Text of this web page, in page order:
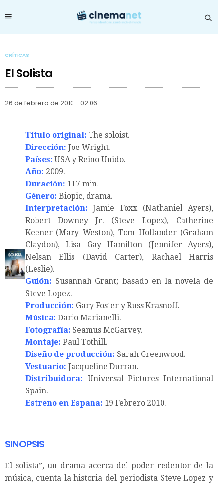
CRÍTICAS
El Solista
26 de febrero de 2010 - 02:06
Título original: The soloist.
Dirección: Joe Wright.
Países: USA y Reino Unido.
Año: 2009.
Duración: 117 min.
Género: Biopic, drama.
Interpretación: Jamie Foxx (Nathaniel Ayers),
Robert Downey Jr. (Steve Lopez), Catherine
Keener (Mary Weston), Tom Hollander (Graham
Claydon), Lisa Gay Hamilton (Jennifer Ayers),
Nelsan Ellis (David Carter), Rachael Harris
(Leslie).
Guión: Susannah Grant; basado en la novela de
Steve Lopez.
Producción: Gary Foster y Russ Krasnoff.
Música: Dario Marianelli.
Fotografía: Seamus McGarvey.
Montaje: Paul Tothill.
Diseño de producción: Sarah Greenwood.
Vestuario: Jacqueline Durran.
Distribuidora: Universal Pictures International
Spain.
Estreno en España: 19 Febrero 2010.
SINOPSIS
El solista”, un drama acerca del poder redentor de la
música, cuenta la historia del periodista Steve Lopez y